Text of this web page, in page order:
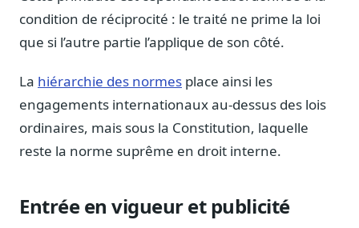
Blog & Podcast Hémicycle
Analyses, méthodes, coulisses
Lexique parlementaire
Lexique par thème métier
23 flux indexés
Le changelog mensuel
condition de réciprocité : le traité ne prime la loi
que si l’autre partie l’applique de son côté.
La hiérarchie des normes place ainsi les
engagements internationaux au-dessus des lois
ordinaires, mais sous la Constitution, laquelle
reste la norme suprême en droit interne.
Entrée en vigueur et publicité